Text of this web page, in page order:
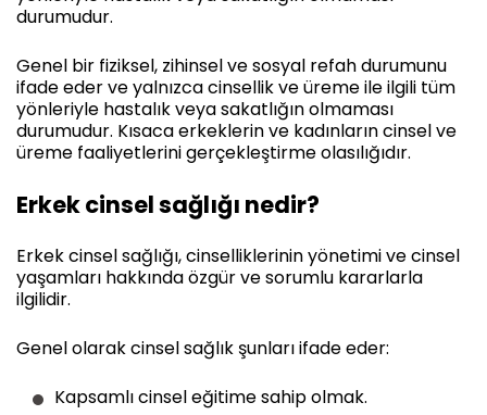
durumudur.
Genel bir fiziksel, zihinsel ve sosyal refah durumunu
ifade eder ve yalnızca cinsellik ve üreme ile ilgili tüm
yönleriyle hastalık veya sakatlığın olmaması
durumudur. Kısaca erkeklerin ve kadınların cinsel ve
üreme faaliyetlerini gerçekleştirme olasılığıdır.
Erkek cinsel sağlığı nedir?
Erkek cinsel sağlığı, cinselliklerinin yönetimi ve cinsel
yaşamları hakkında özgür ve sorumlu kararlarla
ilgilidir.
Genel olarak cinsel sağlık şunları ifade eder:
Kapsamlı cinsel eğitime sahip olmak.